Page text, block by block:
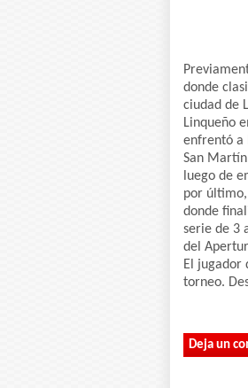
donde
ciudad de
Linqueño
enfrentó a
San Martín
luego de
por
donde
serie de 3
del
El jugador
torneo.
Deja un